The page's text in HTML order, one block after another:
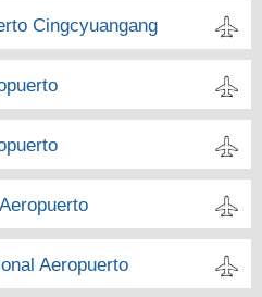
Cingcyuangang
Aeropuerto